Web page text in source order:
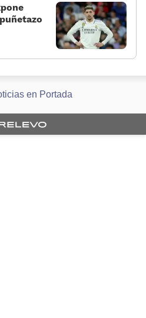
en Portada